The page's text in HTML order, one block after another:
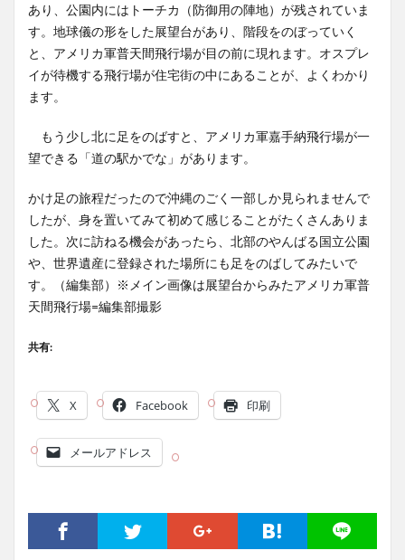
あり、公園内にはトーチカ（防御用の陣地）が残されていま
す。地球儀の形をした展望台があり、階段をのぼっていく
と、アメリカ軍普天間飛行場が目の前に現れます。オスプレ
イが待機する飛行場が住宅街の中にあることが、よくわかり
ます。
もう少し北に足をのばすと、アメリカ軍嘉手納飛行場が一
望できる「道の駅かでな」があります。
かけ足の旅程だったので沖縄のごく一部しか見られませんで
したが、身を置いてみて初めて感じることがたくさんありま
した。次に訪ねる機会があったら、北部のやんばる国立公園
や、世界遺産に登録された場所にも足をのばしてみたいで
す。（編集部）※メイン画像は展望台からみたアメリカ軍普
天間飛行場=編集部撮影
共有:
X Facebook 印刷
メールアドレス